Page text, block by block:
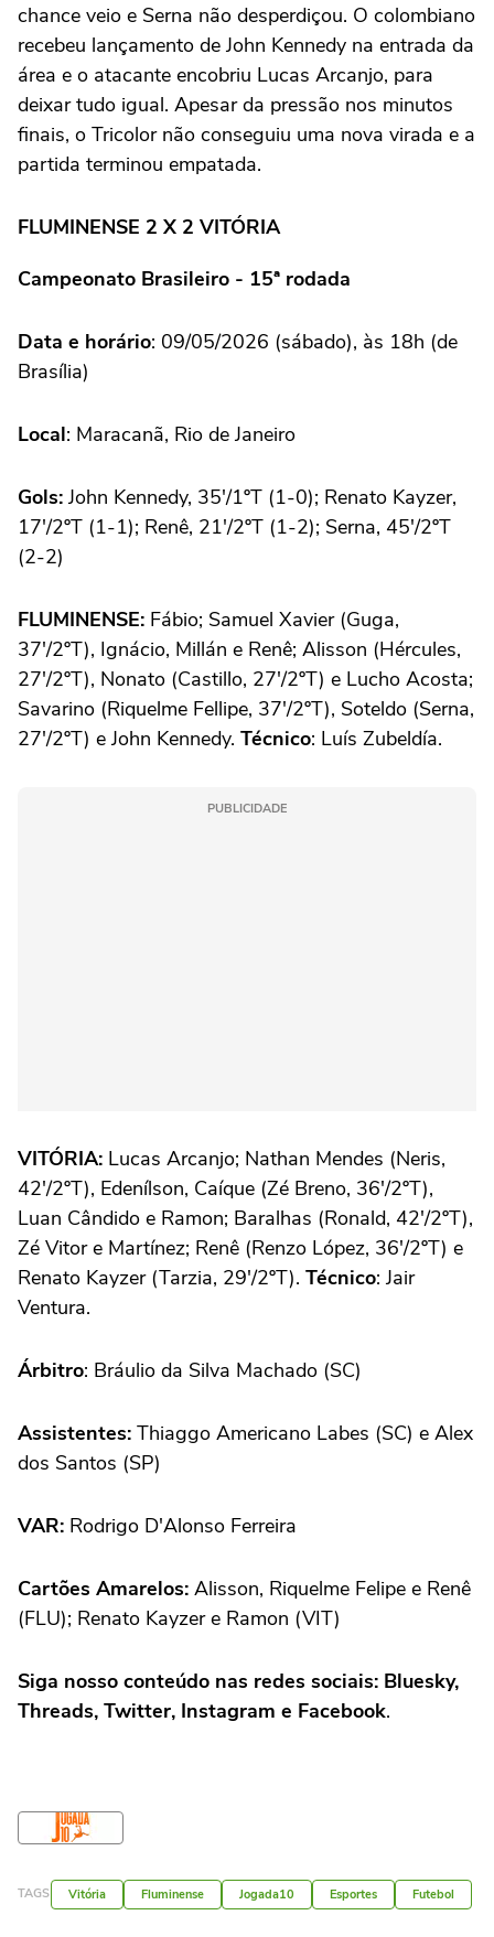
chance veio e Serna não desperdiçou. O colombiano
recebeu lançamento de John Kennedy na entrada da
área e o atacante encobriu Lucas Arcanjo, para
deixar tudo igual. Apesar da pressão nos minutos
finais, o Tricolor não conseguiu uma nova virada e a
partida terminou empatada.
FLUMINENSE 2 X 2 VITÓRIA
Campeonato Brasileiro - 15ª rodada
Data e horário: 09/05/2026 (sábado), às 18h (de
Brasília)
Local: Maracanã, Rio de Janeiro
Gols: John Kennedy, 35'/1ºT (1-0); Renato Kayzer,
17'/2ºT (1-1); Renê, 21'/2ºT (1-2); Serna, 45'/2ºT
(2-2)
FLUMINENSE: Fábio; Samuel Xavier (Guga,
37'/2ºT), Ignácio, Millán e Renê; Alisson (Hércules,
27'/2ºT), Nonato (Castillo, 27'/2ºT) e Lucho Acosta;
Savarino (Riquelme Fellipe, 37'/2ºT), Soteldo (Serna,
27'/2ºT) e John Kennedy. Técnico: Luís Zubeldía.
PUBLICIDADE
VITÓRIA: Lucas Arcanjo; Nathan Mendes (Neris,
42'/2ºT), Edenílson, Caíque (Zé Breno, 36'/2ºT),
Luan Cândido e Ramon; Baralhas (Ronald, 42'/2ºT),
Zé Vitor e Martínez; Renê (Renzo López, 36'/2ºT) e
Renato Kayzer (Tarzia, 29'/2ºT). Técnico: Jair
Ventura.
Árbitro: Bráulio da Silva Machado (SC)
Assistentes: Thiaggo Americano Labes (SC) e Alex
dos Santos (SP)
VAR: Rodrigo D'Alonso Ferreira
Cartões Amarelos: Alisson, Riquelme Felipe e Renê
(FLU); Renato Kayzer e Ramon (VIT)
Siga nosso conteúdo nas redes sociais: Bluesky,
Threads, Twitter, Instagram e Facebook.
TAGS Vitória Fluminense Jogada10 Esportes Futebol